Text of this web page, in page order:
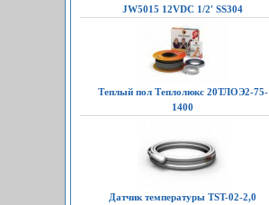
JW5015 12VDC 1/2' SS304
Теплый пол Теплолюкс 20ТЛОЭ2-75-
1400
Датчик температуры TST-02-2,0